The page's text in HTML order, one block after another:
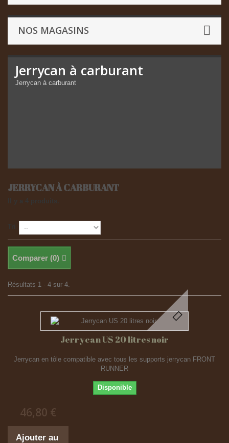
NOS MAGASINS
Jerrycan à carburant
Jerrycan à carburant
JERRYCAN À CARBURANT
Comparer (0)
Résultats 1 - 4 sur 4.
Jerrycan US 20 litres noir
Jerrycan en tôle compatible avec tous les supports jerrycan FRONT
RUNNER
Disponible
46,80 €
Ajouter au